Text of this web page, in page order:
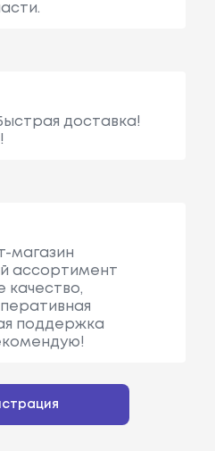
доставка!
магазин
ассортимент
качество,
поддержка